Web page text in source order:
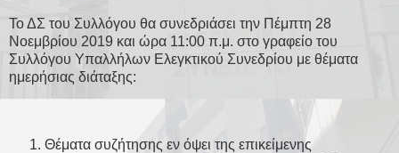
Το ΔΣ του Συλλόγου θα συνεδριάσει την Πέμπτη 28
Νοεμβρίου 2019 και ώρα 11:00 π.μ. στο γραφείο του
Συλλόγου Υπαλλήλων Ελεγκτικού Συνεδρίου με θέματα
ημερήσιας διάταξης:
Θέματα συζήτησης εν όψει της επικείμενης